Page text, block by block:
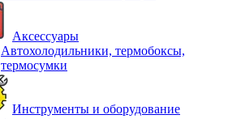
Аксессуары
Автохолодильники, термобоксы,
термосумки
Инструменты и оборудование